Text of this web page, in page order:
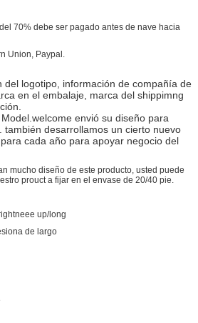
70% debe ser pagado antes de nave hacia
Union, Paypal.
del logotipo, información de compañía de
en el embalaje, marca del shippimng
envió su diseño para
también desarrollamos un cierto nuevo
cada año para apoyar negocio del
mucho diseño de este producto, usted puede
prouct a fijar en el envase de 20/40 pie.
up/long
de largo